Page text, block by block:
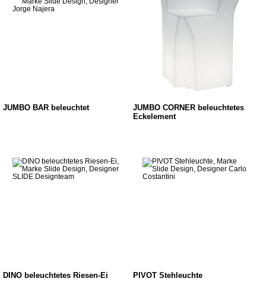
JUMBO BAR beleuchtet
JUMBO CORNER beleuchtetes
Eckelement
DINO beleuchtetes Riesen-Ei PIVOT Stehleuchte